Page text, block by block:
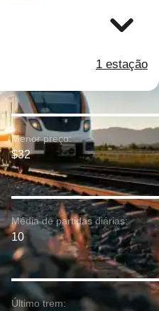
1 estação
Menor preço:
$32
Média de partidas diárias:
10
Último trem: